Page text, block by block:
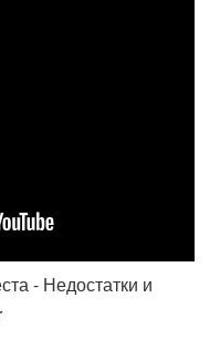
- Недостатки и